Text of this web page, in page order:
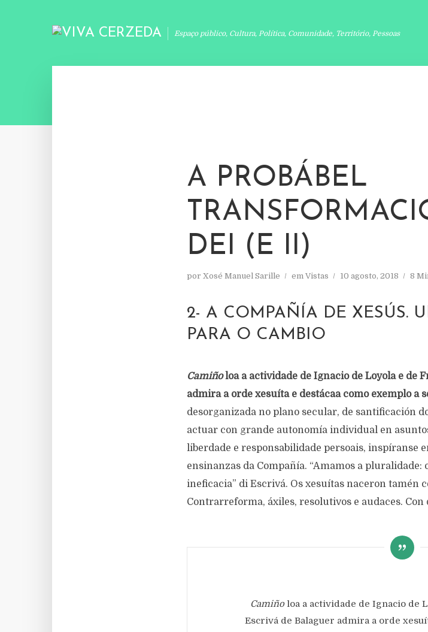
Espaço público, Cultura, Política, Comunidade, Território, Pessoas
A PROBÁBEL
DEI (E II)
por Xosé Manuel Sarille em Vistas 10 agosto, 2018 8
2- A COMPAÑÍA DE XESÚS.
PARA O CAMBIO
Camiñoloa a actividade de Ignacio de Loyola e de
admira a orde xesuíta e destácaa como exemplo a
desorganizada no plano secular, de santificación
actuar con grande autonomía individual en
liberdade e responsabilidade persoais, inspíranse
ensinanzas da Compañía. “Amamos a
ineficacia” di Escrivá. Os xesuítas naceron tamén
Contrarreforma, áxiles, resolutivos e audaces. Con
Camiño loa a actividade de Ignacio de
Escrivá de Balaguer admira a orde